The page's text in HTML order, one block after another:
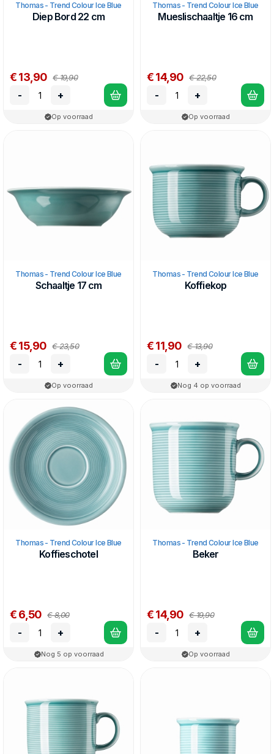
Thomas - Trend Colour Ice Blue
Diep Bord 22 cm
€ 13,90 € 19,90
- +
Op voorraad
Thomas - Trend Colour Ice Blue
Mueslischaaltje 16 cm
€ 14,90 € 22,50
- +
Op voorraad
Thomas - Trend Colour Ice Blue
Schaaltje 17 cm
€ 15,90 € 23,50
- +
Op voorraad
Thomas - Trend Colour Ice Blue
Koffiekop
€ 11,90 € 13,90
- +
Nog 4 op voorraad
Thomas - Trend Colour Ice Blue
Koffieschotel
€ 6,50 € 8,00
- +
Nog 5 op voorraad
Thomas - Trend Colour Ice Blue
Beker
€ 14,90 € 19,90
- +
Op voorraad